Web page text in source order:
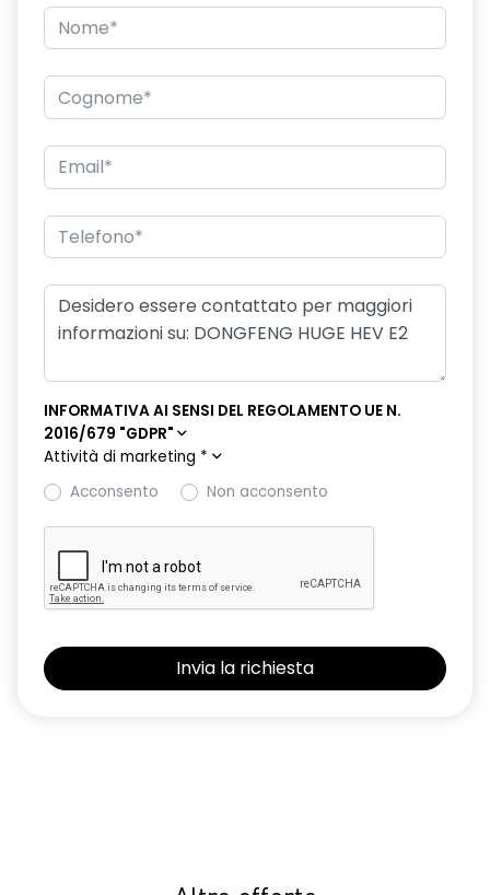
INFORMATIVA AI SENSI DEL REGOLAMENTO UE N.
2016/679 "GDPR"
Attività di marketing *
Acconsento
Non acconsento